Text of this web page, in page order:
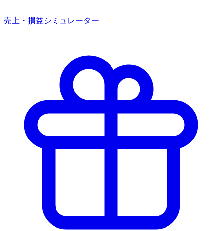
売上・損益シミュレーター